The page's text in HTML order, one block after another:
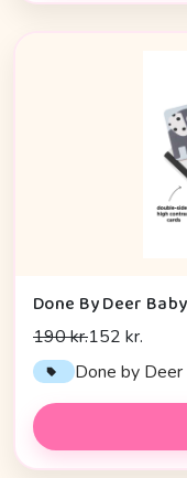
190 kr.152 kr.
Done by Deer